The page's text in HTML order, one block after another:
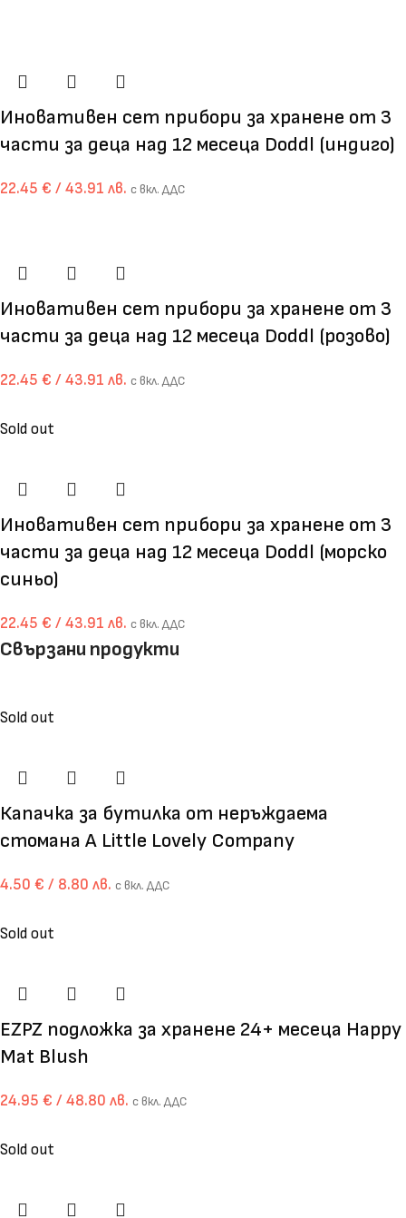
Иновативен сет прибори за хранене от 3
части за деца над 12 месеца Doddl (индиго)
22.45 € / 43.91 лв. с вкл. ДДС
Иновативен сет прибори за хранене от 3
части за деца над 12 месеца Doddl (розово)
22.45 € / 43.91 лв. с вкл. ДДС
Sold out
Иновативен сет прибори за хранене от 3
части за деца над 12 месеца Doddl (морско
синьо)
22.45 € / 43.91 лв. с вкл. ДДС
Свързани продукти
Sold out
Капачка за бутилка от неръждаема
стомана A Little Lovely Company
4.50 € / 8.80 лв. с вкл. ДДС
Sold out
EZPZ подложка за хранене 24+ месеца Happy
Мat Blush
24.95 € / 48.80 лв. с вкл. ДДС
Sold out